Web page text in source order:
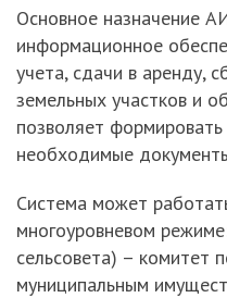
Основное
информационное
учета, сдачи в аренду,
земельных участков и
позволяет формировать
необходимые
Система может
многоуровневом
сельсовета) – комитет
муниципальным